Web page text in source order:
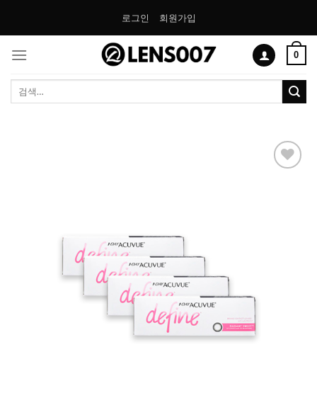
로그인 회원가입
0
색: